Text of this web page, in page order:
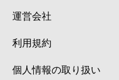
運営会社
利用規約
個人情報の取り扱い